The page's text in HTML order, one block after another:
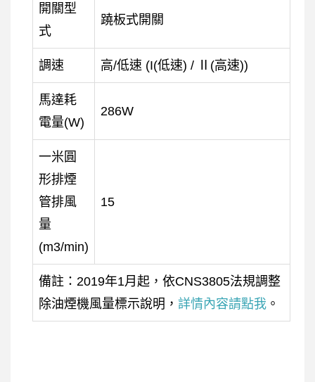
開關型
式
蹺板式開關
調速 高/低速 (Ι(低速) / Ⅱ(高速))
馬達耗
電量(W)
286W
一米圓
形排煙
管排風
量
(m3/min)
15
備註：2019年1月起，依CNS3805法規調整
除油煙機風量標示說明， 詳情內容請點我 。